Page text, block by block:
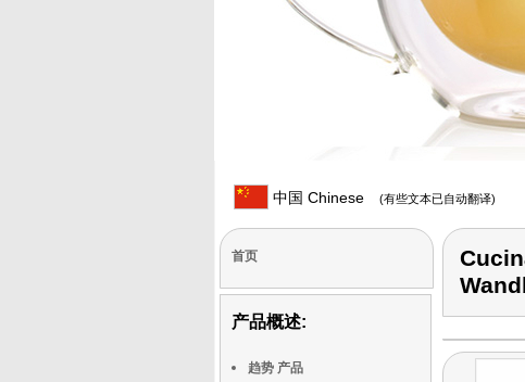
中国 Chinese (有些文本已自动翻译)
首页
产品概述:
趋势 产品